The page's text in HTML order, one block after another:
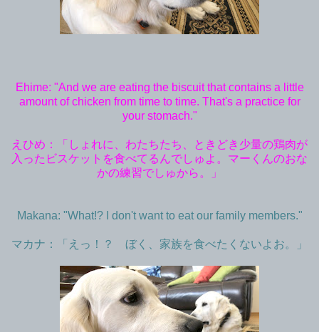
Ehime: "And we are eating the biscuit that contains a little
amount of chicken from time to time. That's a practice for
your stomach."
えひめ：「しょれに、わたちたち、ときどき少量の鶏肉が
入ったビスケットを食べてるんでしゅよ。マーくんのおな
かの練習でしゅから。」
Makana: "What!? I don't want to eat our family members."
マカナ：「えっ！？ ぼく、家族を食べたくないよお。」